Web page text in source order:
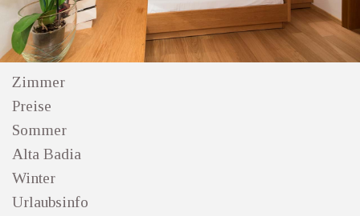
Zimmer
Preise
Sommer
Alta Badia
Winter
Urlaubsinfo